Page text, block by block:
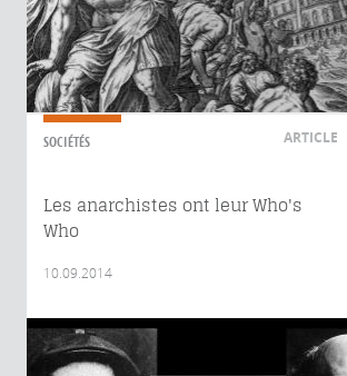
SOCIÉTÉS ARTICLE
Les anarchistes ont leur Who's
Who
10.09.2014